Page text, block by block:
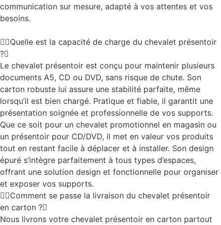
communication sur mesure, adapté à vos attentes et vos
besoins.
Quelle est la capacité de charge du chevalet présentoir
?
Le chevalet présentoir est conçu pour maintenir plusieurs
documents A5, CD ou DVD, sans risque de chute. Son
carton robuste lui assure une stabilité parfaite, même
lorsqu’il est bien chargé. Pratique et fiable, il garantit une
présentation soignée et professionnelle de vos supports.
Que ce soit pour un chevalet promotionnel en magasin ou
un présentoir pour CD/DVD, il met en valeur vos produits
tout en restant facile à déplacer et à installer. Son design
épuré s’intègre parfaitement à tous types d’espaces,
offrant une solution design et fonctionnelle pour organiser
et exposer vos supports.
Comment se passe la livraison du chevalet présentoir
en carton ?
Nous livrons votre chevalet présentoir en carton partout